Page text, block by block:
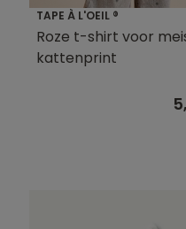
TAPE À L'OEIL ®
Roze t-shirt voor
kattenprint